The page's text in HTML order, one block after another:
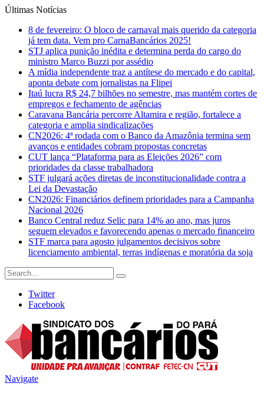
Últimas Notícias
8 de fevereiro: O bloco de carnaval mais querido da categoria
já tem data. Vem pro CarnaBancários 2025!
STJ aplica punição inédita e determina perda do cargo do
ministro Marco Buzzi por assédio
A mídia independente traz a antítese do mercado e do capital,
aponta debate com jornalistas na Flipei
Itaú lucra R$ 24,7 bilhões no semestre, mas mantém cortes de
empregos e fechamento de agências
Caravana Bancária percorre Altamira e região, fortalece a
categoria e amplia sindicalizações
CN2026: 4ª rodada com o Banco da Amazônia termina sem
avanços e entidades cobram propostas concretas
CUT lança “Plataforma para as Eleições 2026” com
prioridades da classe trabalhadora
STF julgará ações diretas de inconstitucionalidade contra a
Lei da Devastação
CN2026: Financiários definem prioridades para a Campanha
Nacional 2026
Banco Central reduz Selic para 14% ao ano, mas juros
seguem elevados e favorecendo apenas o mercado financeiro
STF marca para agosto julgamentos decisivos sobre
licenciamento ambiental, terras indígenas e moratória da soja
Twitter
Facebook
Navigate